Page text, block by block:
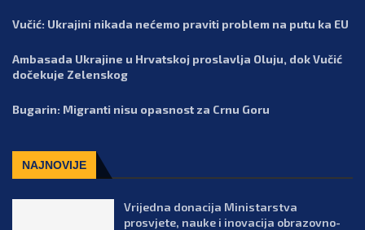
Vučić: Ukrajini nikada nećemo praviti problem na putu ka EU
Ambasada Ukrajine u Hrvatskoj proslavlja Oluju, dok Vučić
dočekuje Zelenskog
Bugarin: Migranti nisu opasnost za Crnu Goru
NAJNOVIJE
Vrijedna donacija Ministarstva
prosvjete, nauke i inovacija obrazovno-